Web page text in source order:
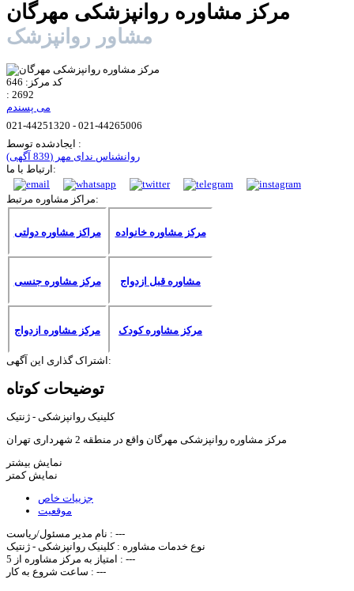
مرکز مشاوره روانپزشکی مهرگان
مشاور روانپزشک
کد مرکز: 646
: 2692
می پسندم
021-44251320 - 021-44265006
ایجادشده توسط :
روانشناس ندای مهر (839 آگهی)
ارتباط با ما:
مراکز مشاوره مرتبط:
مراکز مشاوره دولتی مرکز مشاوره خانواده
مرکز مشاوره جنسی مشاوره قبل ازدواج
مرکز مشاوره ازدواج مرکز مشاوره کودک
اشتراک گذاری این آگهی:
توضیحات کوتاه
کلینیک روانپزشکی - ژنتیک
مرکز مشاوره روانپزشکی مهرگان واقع در منطقه 2 شهرداری تهران
نمایش بیشتر
نمایش کمتر
جزییات خاص
موقعیت
نام مدیر مسئول/ریاست : ---
نوع خدمات مشاوره :کلینیک روانپزشکی - ژنتیک
امتیاز به مرکز مشاوره از 5 : ---
ساعت شروع به کار : ---